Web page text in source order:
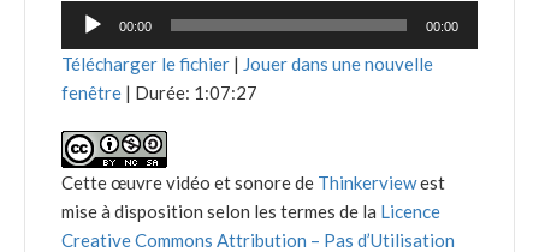
Lecteur
00:00 00:00
Télécharger le fichier | Jouer dans une nouvelle
fenêtre | Durée: 1:07:27
Cette œuvre vidéo et sonore de Thinkerviewest
mise à disposition selon les termes de la Licence
Creative Commons Attribution – Pas d’Utilisation